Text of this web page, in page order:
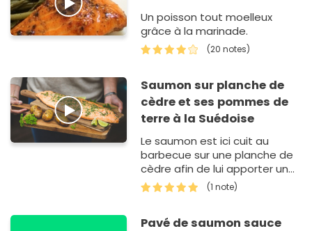
Un poisson tout moelleux
grâce à la marinade.
(20 notes)
Saumon sur planche de
cèdre et ses pommes de
terre à la Suédoise
Le saumon est ici cuit au
barbecue sur une planche de
cèdre afin de lui apporter un
petit goût fumé et de ne pas
trop agresser la chair grâ…
(1 note)
Pavé de saumon sauce